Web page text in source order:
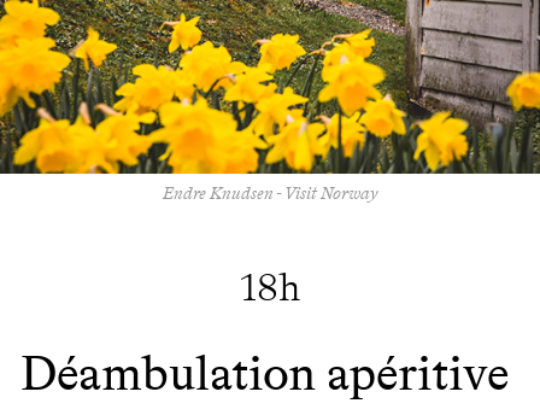
Endre Knudsen - Visit Norway
18h
Déambulation apéritive